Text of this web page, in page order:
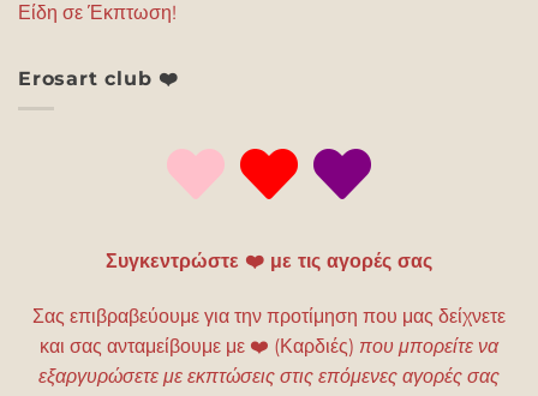
Είδη σε Έκπτωση!
Erosart club ❤️
Συγκεντρώστε ❤️ με τις αγορές σας
Σας επιβραβεύουμε για την προτίμηση που μας δείχνετε
και σας ανταμείβουμε με ❤️ (Καρδιές) που μπορείτε να
εξαργυρώσετε με εκπτώσεις στις επόμενες αγορές σας